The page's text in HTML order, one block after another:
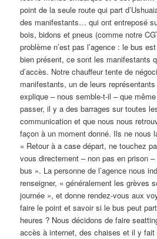
point de la seule route qui part
des manifestants… qui ont entreposé
bois, bidons et pneus (comme notre
problème n’est pas l’agence : le bus
bien présent, ce sont les manifestants
d’accès. Notre chauffeur tente de
manifestants, un de leurs
explique – nous semble-t-il – que
passer, il y a des barrages sur toutes
communication et que nous nous
façon à un moment donné. Ils ne nous
« Retour à a case départ, ne touchez
vous directement – non pas en prison –
bus ». La personne de l’agence nous
renseigner, « généralement les grèves
journée », et donne rendez-vous aux
faire le point et savoir si le bus peut
heures ? Nous décidons de faire
accès à internet, des chaises et il y fait